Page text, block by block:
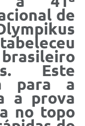
de
Este
para a
a prova
no topo